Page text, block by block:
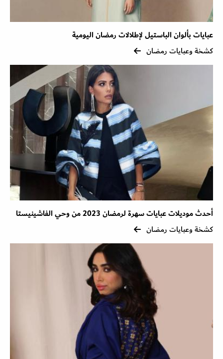
عبايات بألوان الباستيل لإطلالات رمضان اليومية
كشخة وعبايات رمضان
أحدث موديلات عبايات سهرة لرمضان 2023 من وحي الفاشينيستا
كشخة وعبايات رمضان